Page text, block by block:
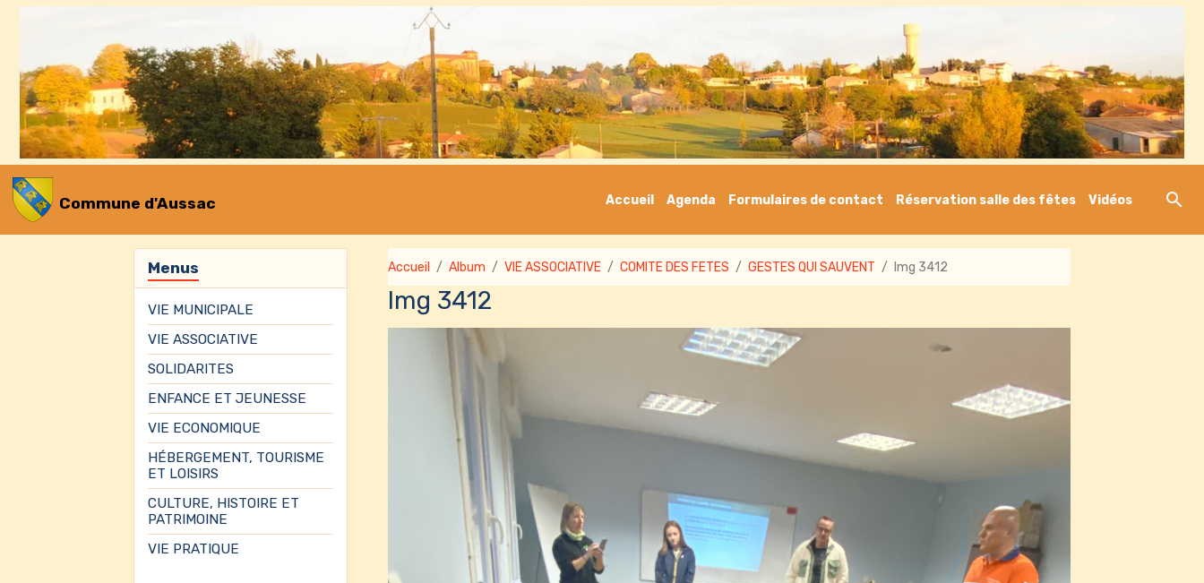
Commune d'Aussac Accueil Agenda Formulaires de contact Réservation salle des fêtes Vidéos
Accueil Album VIE ASSOCIATIVE COMITE DES FETES GESTES QUI SAUVENT Img 3412
Img 3412
Menus
VIE MUNICIPALE
VIE ASSOCIATIVE
SOLIDARITES
ENFANCE ET JEUNESSE
VIE ECONOMIQUE
HÉBERGEMENT, TOURISME
ET LOISIRS
CULTURE, HISTOIRE ET
PATRIMOINE
VIE PRATIQUE